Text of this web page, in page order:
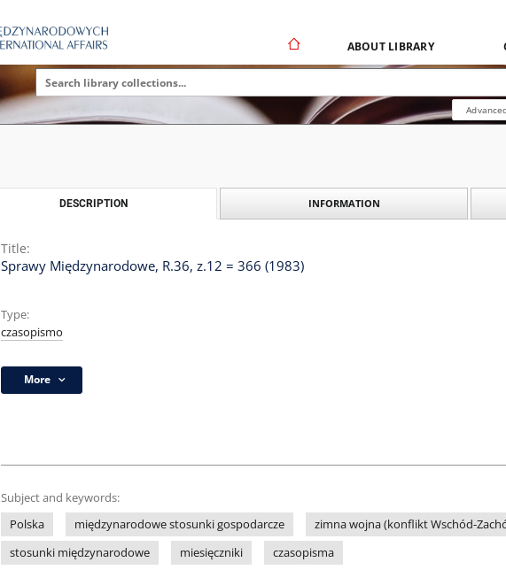
ABOUT LIBRARY
DESCRIPTION INFORMATION
Title:
Sprawy Międzynarodowe, R.36, z.12 = 366 (1983)
Type:
czasopismo
More
Subject and keywords:
Polska
międzynarodowe stosunki gospodarcze zimna wojna (konflikt Wschód-
stosunki międzynarodowe
miesięczniki czasopisma